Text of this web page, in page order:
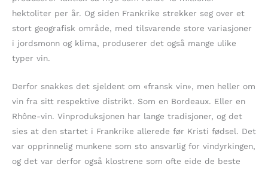
hektoliter per år. Og siden Frankrike strekker seg over et
stort geografisk område, med tilsvarende store variasjoner
i jordsmonn og klima, produserer det også mange ulike
typer vin.
Derfor snakkes det sjeldent om «fransk vin», men heller om
vin fra sitt respektive distrikt. Som en Bordeaux. Eller en
Rhône-vin. Vinproduksjonen har lange tradisjoner, og det
sies at den startet i Frankrike allerede før Kristi fødsel. Det
var opprinnelig munkene som sto ansvarlig for vindyrkingen,
og det var derfor også klostrene som ofte eide de beste